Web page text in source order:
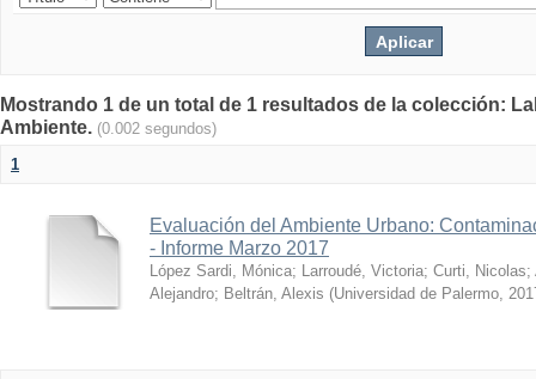
Mostrando 1 de un total de 1 resultados de la colección:
Ambiente. (0.002 segundos)
1
Evaluación del Ambiente Urbano:
- Informe Marzo 2017
López Sardi, Mónica; Larroudé, Victoria; Curti, Nicolas;
Alejandro; Beltrán, Alexis (Universidad de Palermo,